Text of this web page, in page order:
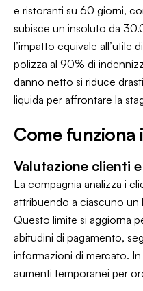
e ristoranti su 60 giorni,
subisce un insoluto da
l’impatto equivale
polizza al 90% di
danno netto si riduce
liquida per affrontare la
Come funziona
Valutazione clienti
La compagnia analizza i
attribuendo a ciascuno un
Questo limite si aggiorna
abitudini di pagamento,
informazioni di mercato.
aumenti temporanei per